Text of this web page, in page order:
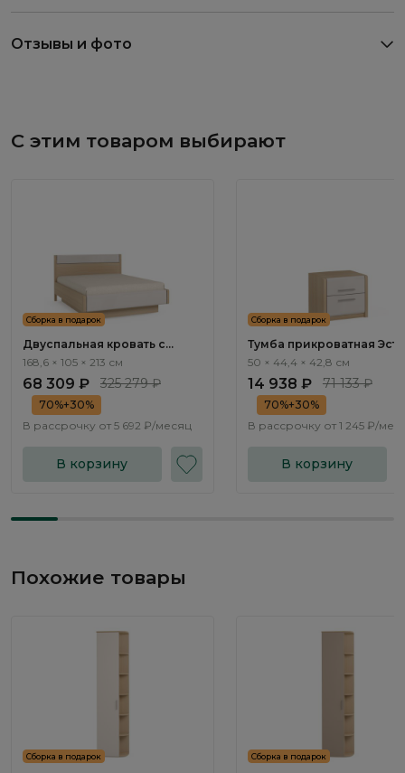
Отзывы и фото
С этим товаром выбирают
Сборка в подарок
Двуспальная кровать с
подъемным механизмом
Эсте / Este ST111.6
168,6 × 105 × 213 см
68 309 ₽ 325 279 ₽
70%+30%
В рассрочку от 5 692 ₽/месяц
В корзину
Сборка в подарок
Тумба прикроватная
Este ST011.2
50 × 44,4 × 42,8 см
14 938 ₽ 71 133 ₽
70%+30%
В рассрочку от 1 245 ₽/
В корзину
Похожие товары
Сборка в подарок Сборка в подарок